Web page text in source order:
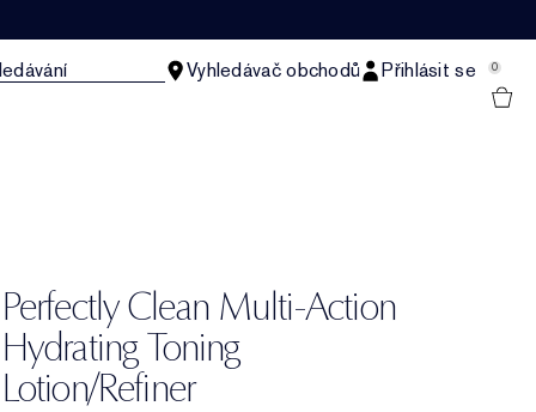
Vyhledávač obchodů Přihlásit se 0
Perfectly Clean Multi-Action
Hydrating Toning
Lotion/Refiner